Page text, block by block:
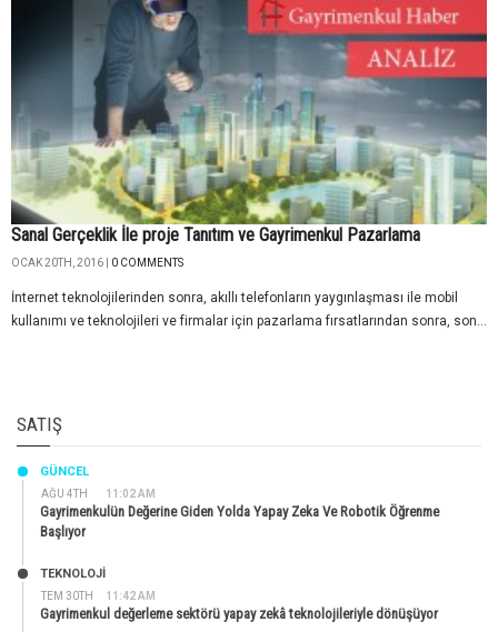
Sanal Gerçeklik İle proje Tanıtım ve Gayrimenkul Pazarlama
OCAK 20TH, 2016 | 0 COMMENTS
İnternet teknolojilerinden sonra, akıllı telefonların yaygınlaşması ile mobil
kullanımı ve teknolojileri ve firmalar için pazarlama fırsatlarından sonra, son...
SATIŞ
AĞU 4TH 11:02 AM
GÜNCEL
Gayrimenkulün Değerine Giden Yolda Yapay Zeka Ve Robotik Öğrenme
Başlıyor
TEM 30TH 11:42 AM
TEKNOLOJİ
Gayrimenkul değerleme sektörü yapay zekâ teknolojileriyle dönüşüyor